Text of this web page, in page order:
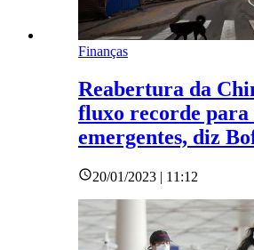
Finanças
Reabertura da
fluxo recorde para
emergentes, diz
20/01/2023 | 11:12